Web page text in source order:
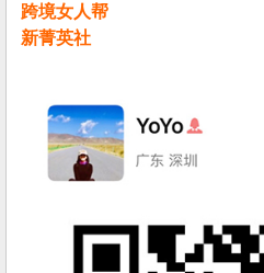
跨境女人帮
新菁英社